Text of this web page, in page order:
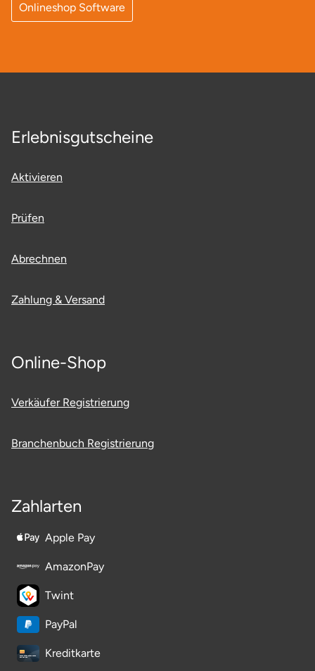
Onlineshop Software
Erlebnisgutscheine
Aktivieren
Prüfen
Abrechnen
Zahlung & Versand
Online-Shop
Verkäufer Registrierung
Branchenbuch Registrierung
Zahlarten
Apple Pay
AmazonPay
Twint
PayPal
Kreditkarte